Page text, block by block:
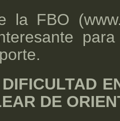
la FBO
DE